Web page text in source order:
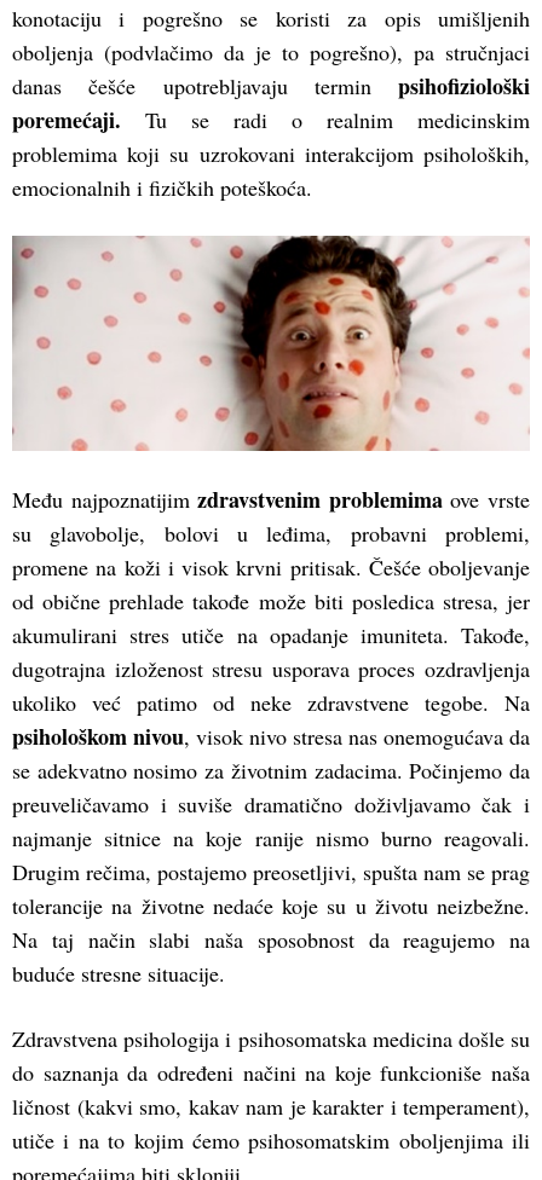
konotaciju i pogrešno se koristi za opis umišljenih
oboljenja (podvlačimo da je to pogrešno), pa stručnjaci
danas češće upotrebljavaju termin psihofiziološki
poremećaji. Tu se radi o realnim medicinskim
problemima koji su uzrokovani interakcijom psiholoških,
emocionalnih i fizičkih poteškoća.
Među najpoznatijimzdravstvenim problemimaove vrste
su glavobolje, bolovi u leđima, probavni problemi,
promene na koži i visok krvni pritisak. Češće oboljevanje
od obične prehlade takođe može biti posledica stresa, jer
akumulirani stres utiče na opadanje imuniteta. Takođe,
dugotrajna izloženost stresu usporava proces ozdravljenja
ukoliko već patimo od neke zdravstvene tegobe. Na
psihološkom nivou, visok nivo stresa nas onemogućava da
se adekvatno nosimo za životnim zadacima. Počinjemo da
preuveličavamo i suviše dramatično doživljavamo čak i
najmanje sitnice na koje ranije nismo burno reagovali.
Drugim rečima, postajemo preosetljivi, spušta nam se prag
tolerancije na životne nedaće koje su u životu neizbežne.
Na taj način slabi naša sposobnost da reagujemo na
buduće stresne situacije.
Zdravstvena psihologija i psihosomatska medicina došle su
do saznanja da određeni načini na koje funkcioniše naša
ličnost (kakvi smo, kakav nam je karakter i temperament),
utiče i na to kojim ćemo psihosomatskim oboljenjima ili